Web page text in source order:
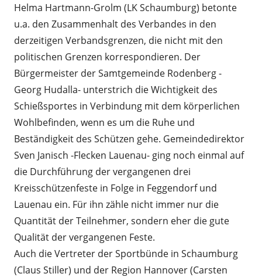
Helma Hartmann-Grolm (LK Schaumburg) betonte
u.a. den Zusammenhalt des Verbandes in den
derzeitigen Verbandsgrenzen, die nicht mit den
politischen Grenzen korrespondieren. Der
Bürgermeister der Samtgemeinde Rodenberg -
Georg Hudalla- unterstrich die Wichtigkeit des
Schießsportes in Verbindung mit dem körperlichen
Wohlbefinden, wenn es um die Ruhe und
Beständigkeit des Schützen gehe. Gemeindedirektor
Sven Janisch -Flecken Lauenau- ging noch einmal auf
die Durchführung der vergangenen drei
Kreisschützenfeste in Folge in Feggendorf und
Lauenau ein. Für ihn zähle nicht immer nur die
Quantität der Teilnehmer, sondern eher die gute
Qualität der vergangenen Feste.
Auch die Vertreter der Sportbünde in Schaumburg
(Claus Stiller) und der Region Hannover (Carsten